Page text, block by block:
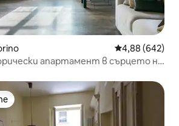
Средна
4,88 (642)
апартамент в сърцето на